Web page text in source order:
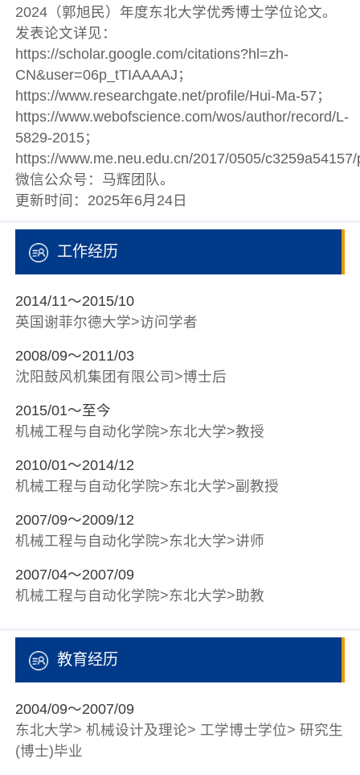
2024（郭旭民）年度东北大学优秀博士学位论文。
发表论文详见：
https://scholar.google.com/citations?hl=zh-
CN&user=06p_tTIAAAAJ；
https://www.researchgate.net/profile/Hui-Ma-57；
https://www.webofscience.com/wos/author/record/L-
5829-2015；
https://www.me.neu.edu.cn/2017/0505/
微信公众号：马辉团队。
更新时间：2025年6月24日
工作经历
2014/11～2015/10
英国谢菲尔德大学>访问学者
2008/09～2011/03
沈阳鼓风机集团有限公司>博士后
2015/01～至今
机械工程与自动化学院>东北大学>教授
2010/01～2014/12
机械工程与自动化学院>东北大学>副教授
2007/09～2009/12
机械工程与自动化学院>东北大学>讲师
2007/04～2007/09
机械工程与自动化学院>东北大学>助教
教育经历
2004/09～2007/09
东北大学> 机械设计及理论> 工学博士学位> 研究生
(博士)毕业